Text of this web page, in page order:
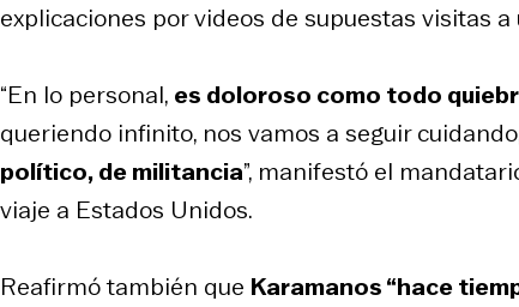
explicaciones por videos de supuestas visitas a
“En lo personal, es doloroso como todo
queriendo infinito, nos vamos a seguir
político, de militancia”, manifestó el
viaje a Estados Unidos.
Reafirmó también que Karamanos “hace